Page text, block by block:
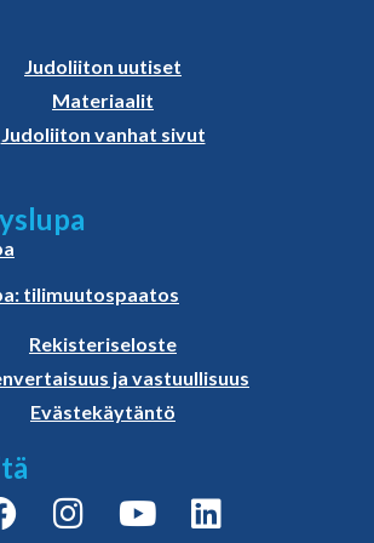
Judoliiton uutiset
Materiaalit
Judoliiton vanhat sivut
tilimuutospaatos
Rekisteriseloste
ja vastuullisuus
Evästekäytäntö